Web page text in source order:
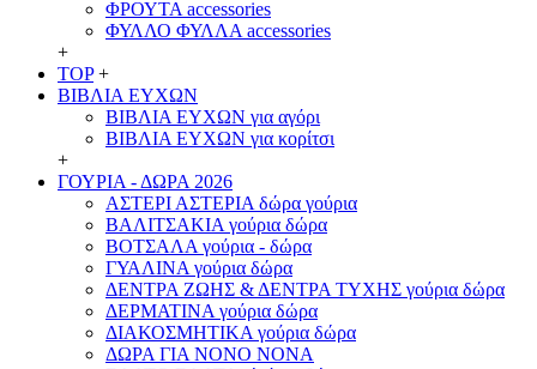
ΦΡΟΥΤΑ accessories
ΦΥΛΛΟ ΦΥΛΛΑ accessories
+
TOP +
ΒΙΒΛΙΑ ΕΥΧΩΝ
ΒΙΒΛΙΑ ΕΥΧΩΝ για αγόρι
ΒΙΒΛΙΑ ΕΥΧΩΝ για κορίτσι
+
ΓΟΥΡΙΑ - ΔΩΡΑ 2026
ΑΣΤΕΡΙ ΑΣΤΕΡΙΑ δώρα γούρια
ΒΑΛΙΤΣΑΚΙΑ γούρια δώρα
ΒΟΤΣΑΛΑ γούρια - δώρα
ΓΥΑΛΙΝΑ γούρια δώρα
ΔΕΝΤΡΑ ΖΩΗΣ & ΔΕΝΤΡΑ ΤΥΧΗΣ γούρια δώρα
ΔΕΡΜΑΤΙΝΑ γούρια δώρα
ΔΙΑΚΟΣΜΗΤΙΚΑ γούρια δώρα
ΔΩΡΑ ΓΙΑ ΝΟΝΟ ΝΟΝΑ